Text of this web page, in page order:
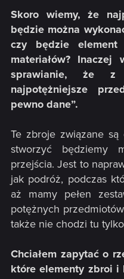
Skoro wiemy, że
będzie można
czy będzie
materiałów?
sprawianie, że z
najpotężniejsze
pewno dane”.
Te zbroje związane
stworzyć będziemy
przejścia. Jest to
jak podróż, podczas
aż mamy pełen
potężnych
także nie chodzi tu
Chciałem zapytać o
które elementy zbroi i